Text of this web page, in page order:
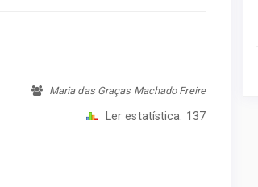
Maria das Graças Machado Freire
Ler estatística: 137